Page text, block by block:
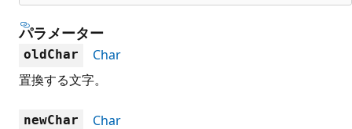
パラメーター
oldChar
Char
置換する文字。
newChar Char